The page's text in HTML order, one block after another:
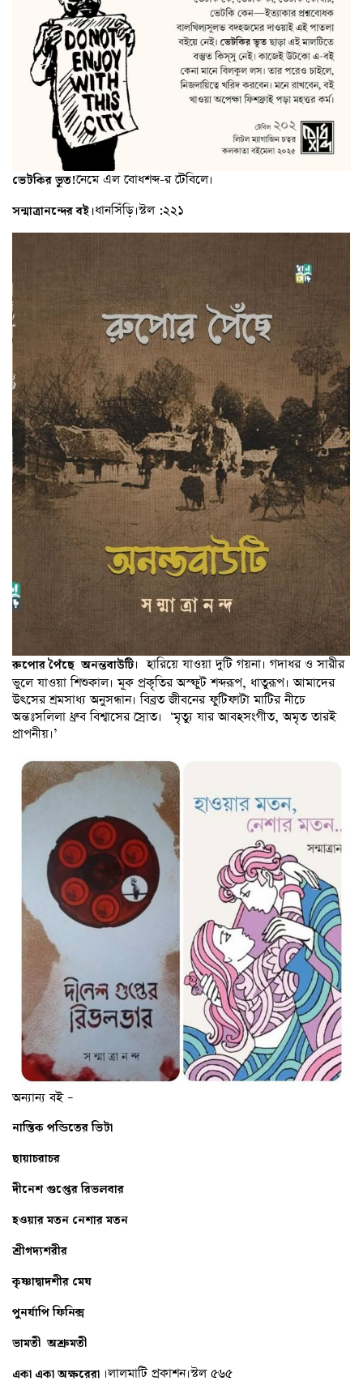
ভেটকিরভূত!নেমে এল বোধশব্দ-র টেবিলে।
সন্মাত্রানন্দের বই।ধানসিঁড়ি।স্টল :২২১
রুপোর পৈঁছে অনন্তবাউটি। হারিয়ে যাওয়া দুটি গয়না। গদাধর ও সারীর
ভুলে যাওয়া শিশুকাল। মূক প্রকৃতির অস্ফুট শব্দরূপ, ধাতুরূপ। আমাদের
উৎসের শ্রমসাধ্য অনুসন্ধান। বিব্রত জীবনের ফুটিফাটা মাটির নীচে
অন্তঃসলিলা ধ্রুব বিশ্বাসের স্রোত। ‘মৃত্যু যার আবহসংগীত, অমৃত তারই
প্রাপনীয়।’
অন্যান্য বই –
নাস্তিকপন্ডিতেরভিটা
ছায়াচরাচর
দীনেশগুপ্তেররিভলবার
হওয়ারমতন নেশারমতন
শ্রীগদ্যশরীর
কৃষ্ণাদ্বাদশীর মেঘ
পুনর্যাপিফিনিক্স
ভামতী অশ্রুমতী
একা একাঅক্ষরেরা ।লালমাটি প্রকাশন।স্টল ৫৬৫